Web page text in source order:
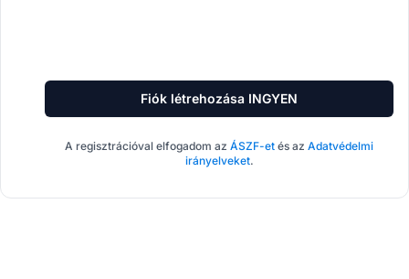
Fiók létrehozása INGYEN
A regisztrációval elfogadom az ÁSZF-et és az Adatvédelmi
irányelveket.